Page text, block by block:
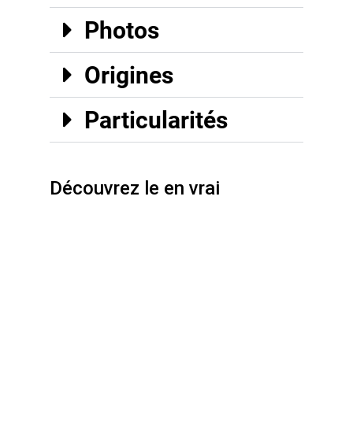
Photos
Origines
Particularités
Découvrez le en vrai